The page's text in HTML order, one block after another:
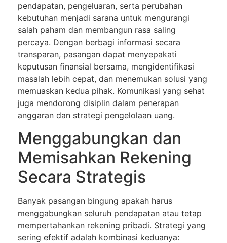
pendapatan, pengeluaran, serta perubahan
kebutuhan menjadi sarana untuk mengurangi
salah paham dan membangun rasa saling
percaya. Dengan berbagi informasi secara
transparan, pasangan dapat menyepakati
keputusan finansial bersama, mengidentifikasi
masalah lebih cepat, dan menemukan solusi yang
memuaskan kedua pihak. Komunikasi yang sehat
juga mendorong disiplin dalam penerapan
anggaran dan strategi pengelolaan uang.
Menggabungkan dan
Memisahkan Rekening
Secara Strategis
Banyak pasangan bingung apakah harus
menggabungkan seluruh pendapatan atau tetap
mempertahankan rekening pribadi. Strategi yang
sering efektif adalah kombinasi keduanya: